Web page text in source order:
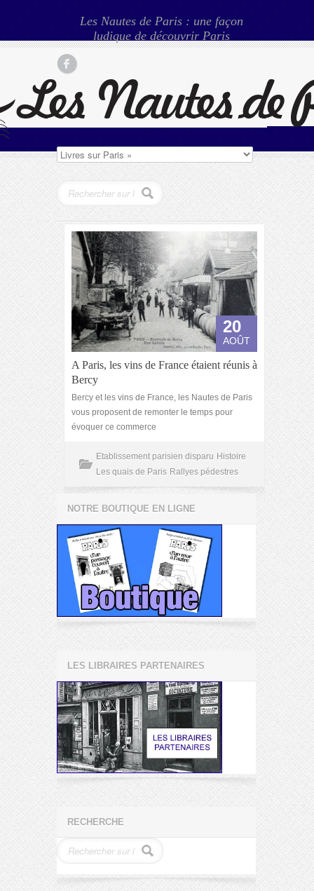
Les Nautes de Paris : une façon
ludique de découvrir Paris
20
AOÛT
A Paris, les vins de France étaient réunis à
Bercy
Bercy et les vins de France, les Nautes de Paris
vous proposent de remonter le temps pour
évoquer ce commerce
Etablissement parisien disparu Histoire
Les quais de Paris Rallyes pédestres
NOTRE BOUTIQUE EN LIGNE
LES LIBRAIRES PARTENAIRES
RECHERCHE